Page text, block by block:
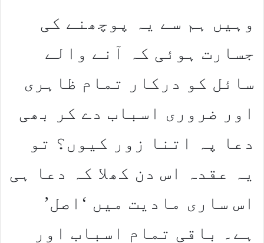
وہیں ہم سے یہ پوچھنے کی
جسارت ہوئی کہ آنے والے
سائل کو درکار تمام ظاہری
اور ضروری اسباب دے کر بھی
دعا پہ اتنا زور کیوں؟ تو
یہ عقدہ اس دن کھلا کہ دعا ہی
اس ساری مادیت میں ‘اصل’
ہے۔ باقی تمام اسباب اور